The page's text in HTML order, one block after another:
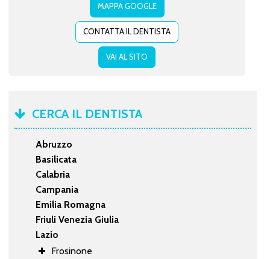
MAPPA GOOGLE
CONTATTA IL DENTISTA
VAI AL SITO
CERCA IL DENTISTA
Abruzzo
Basilicata
Calabria
Campania
Emilia Romagna
Friuli Venezia Giulia
Lazio
Frosinone